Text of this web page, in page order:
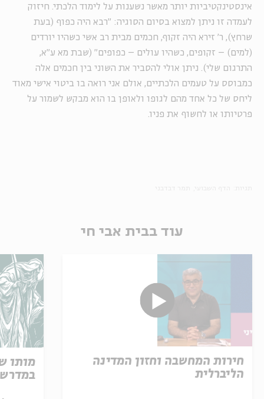
אינסטינקטיביות יותר מאשר נשענות על לימוד הלכתי. חיזוק
לעמדה זו ניתן למצוא בסיום הסוגיה: "רבא היה כפוף (בעת
שרחץ), ר' זירא היה זקוף, חכמים מבית רב אשי כשהיו יורדים
(למים) – זקופים, כשהיו עולים – כפופים" (שבת מא ע"א,
התרגום שלי). ניתן אולי להסביר את השוני בין חכמים אלה
כמבוסס על טעמים הלכתיים, אולם אני רואה בו ביטוי אישי מאוד
ליחס של כל אחד מהם לגופו ולאופן בו הוא מבקש לשמור על
פרטיותו או לחשוף את פניו.
עוד בבית אבי חי
חירות המחשבה וחזון המדינה
הליברלית
מותו